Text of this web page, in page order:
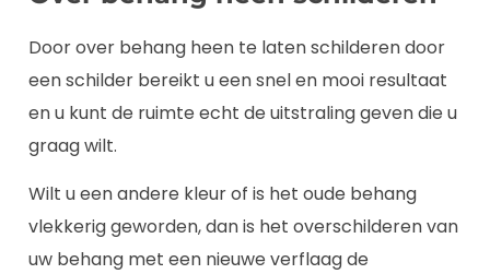
Door over behang heen te laten schilderen door
een schilder bereikt u een snel en mooi resultaat
en u kunt de ruimte echt de uitstraling geven die u
graag wilt.
Wilt u een andere kleur of is het oude behang
vlekkerig geworden, dan is het overschilderen van
uw behang met een nieuwe verflaag de